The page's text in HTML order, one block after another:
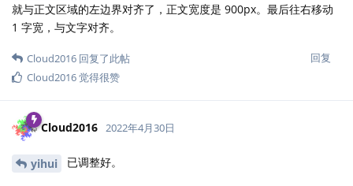
就与正文区域的左边界对齐了，正文宽度是 900px。最后往右移动
1 字宽，与文字对齐。
回复
Cloud2016 回复了此帖
Cloud2016觉得很赞
Cloud2016 2022年4月30日
yihui 已调整好。